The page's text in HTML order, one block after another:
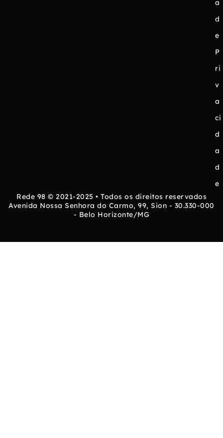
a
d
e
P
ri
v
a
ci
d
a
d
e
Rede 98 © 2021-2025 • Todos os direitos reservados
Avenida Nossa Senhora do Carmo, 99, Sion - 30.330-000
- Belo Horizonte/MG